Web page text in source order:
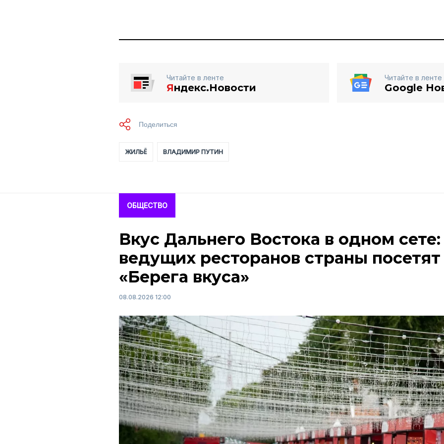
Читайте в ленте
Яндекс.Новости
Читайте в ленте
Google
ЖИЛЬЁ ВЛАДИМИР ПУТИН
ОБЩЕСТВО
Вкус Дальнего Востока в одном
ведущих ресторанов страны
«Берега вкуса»
08.08.2026 12:00